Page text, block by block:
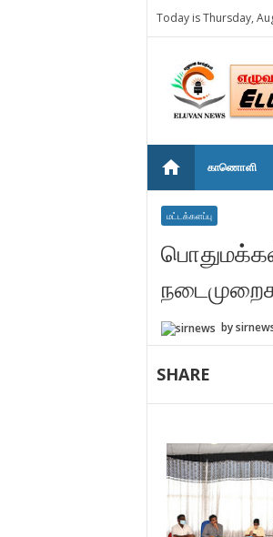
Today is Thursday,
home காணொளி
மட்டக்களப்பு
by
SHARE